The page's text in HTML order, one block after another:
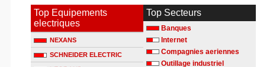
Top Equipements
electriques
NEXANS
SCHNEIDER ELECTRIC
Top Secteurs
Banques
Internet
Compagnies aeriennes
Outillage industriel